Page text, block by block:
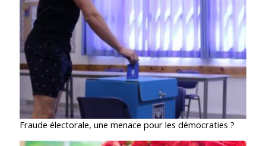
Fraude électorale, une menace pour les démocraties ?